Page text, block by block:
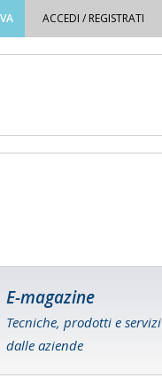
ACCEDI / REGISTRATI
E-magazine
Tecniche, prodotti e servizi
dalle aziende